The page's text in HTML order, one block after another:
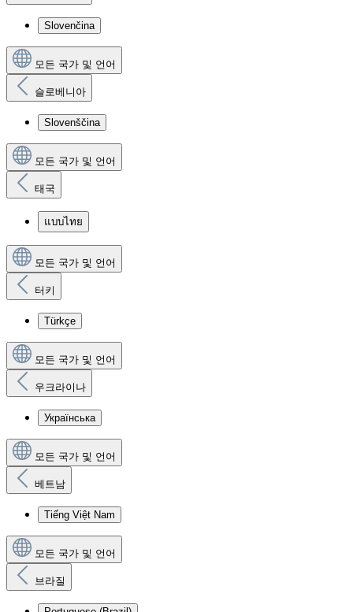
Slovenčina
모든 국가 및 언어
슬로베니아
Slovenščina
모든 국가 및 언어
태국
แบบไทย
모든 국가 및 언어
터키
Türkçe
모든 국가 및 언어
우크라이나
Українська
모든 국가 및 언어
베트남
Tiếng Việt Nam
모든 국가 및 언어
브라질